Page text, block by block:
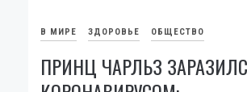
В МИРЕ ЗДОРОВЬЕ ОБЩЕСТВО
ПРИНЦ ЧАРЛЬЗ